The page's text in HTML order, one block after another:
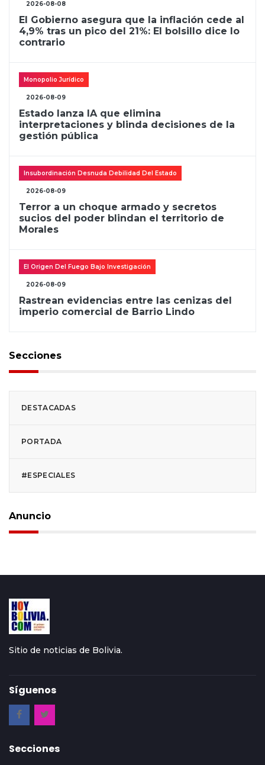
2026-08-08
El Gobierno asegura que la inflación cede al
4,9% tras un pico del 21%: El bolsillo dice lo
contrario
Monopolio Jurídico
2026-08-09
Estado lanza IA que elimina
interpretaciones y blinda decisiones de la
gestión pública
Insubordinación Desnuda Debilidad Del Estado
2026-08-09
Terror a un choque armado y secretos
sucios del poder blindan el territorio de
Morales
El Origen Del Fuego Bajo Investigación
2026-08-09
Rastrean evidencias entre las cenizas del
imperio comercial de Barrio Lindo
Secciones
DESTACADAS
PORTADA
#ESPECIALES
Anuncio
Sitio de noticias de Bolivia.
Síguenos
Secciones